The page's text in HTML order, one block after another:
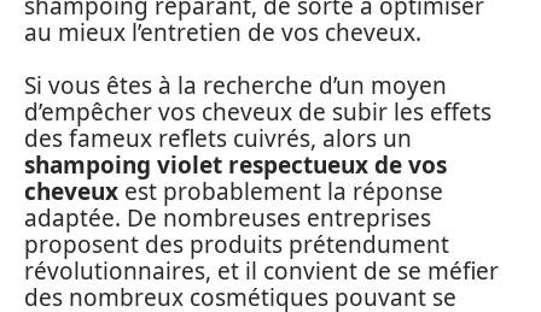
au mieux l’entretien de vos cheveux.
Si vous êtes à la recherche d’un moyen
d’empêcher vos cheveux de subir les effets
des fameux reflets cuivrés, alors un
shampoing violet respectueux de vos
cheveux est probablement la réponse
adaptée. De nombreuses entreprises
proposent des produits prétendument
révolutionnaires, et il convient de se méfier
des nombreux cosmétiques pouvant se